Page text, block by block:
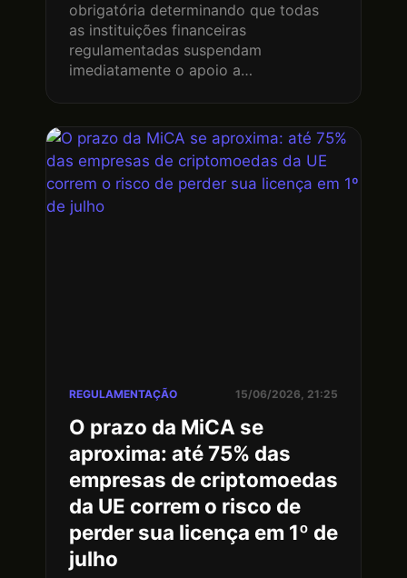
obrigatória determinando que todas
as instituições financeiras
regulamentadas suspendam
imediatamente o apoio a…
REGULAMENTAÇÃO 15/06/2026, 21:25
O prazo da MiCA se
aproxima: até 75% das
empresas de criptomoedas
da UE correm o risco de
perder sua licença em 1º de
julho